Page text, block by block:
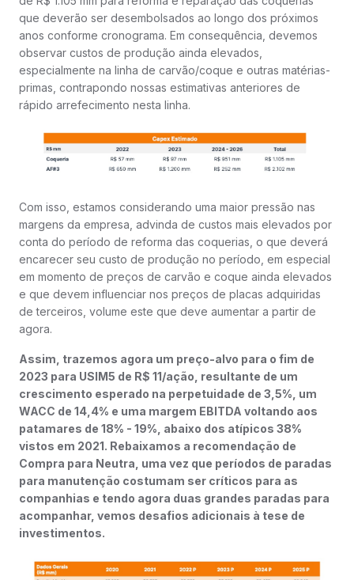
que deverão ser desembolsados ao longo dos próximos
anos conforme cronograma. Em consequência, devemos
observar custos de produção ainda elevados,
especialmente na linha de carvão/coque e outras matérias-
primas, contrapondo nossas estimativas anteriores de
rápido arrefecimento nesta linha.
Com isso, estamos considerando uma maior pressão nas
margens da empresa, advinda de custos mais elevados por
conta do período de reforma das coquerias, o que deverá
encarecer seu custo de produção no período, em especial
em momento de preços de carvão e coque ainda elevados
e que devem influenciar nos preços de placas adquiridas
de terceiros, volume este que deve aumentar a partir de
agora.
Assim, trazemos agora um preço-alvo para o fim de
2023 para USIM5 de R$ 11/ação, resultante de um
crescimento esperado na perpetuidade de 3,5%, um
WACC de 14,4% e uma margem EBITDA voltando aos
patamares de 18% - 19%, abaixo dos atípicos 38%
vistos em 2021. Rebaixamos a recomendação de
Compra para Neutra, uma vez que períodos de paradas
para manutenção costumam ser críticos para as
companhias e tendo agora duas grandes paradas para
acompanhar, vemos desafios adicionais à tese de
investimentos.